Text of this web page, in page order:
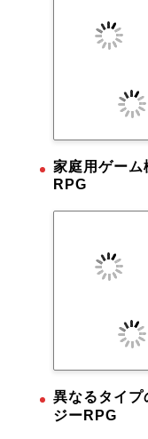
家庭用ゲーム
RPG
異なるタイプ
ジーRPG